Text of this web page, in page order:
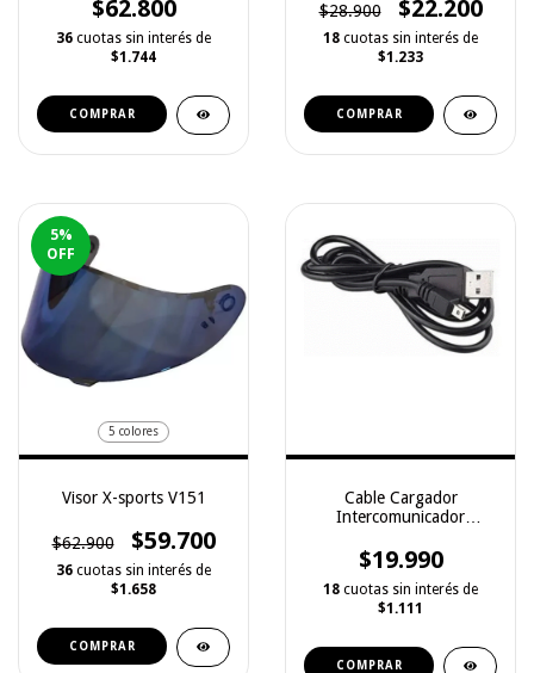
$62.800
36 cuotas sin interés de
$1.744
COMPRAR
$28.900 $22.200
18 cuotas sin interés de
$1.233
COMPRAR
5%
OFF
5 colores
Visor X-sports V151
$62.900 $59.700
36 cuotas sin interés de
$1.658
COMPRAR
Cable Cargador
Intercomunicador
com,colo,fox,cont
$19.990
18 cuotas sin interés de
$1.111
COMPRAR